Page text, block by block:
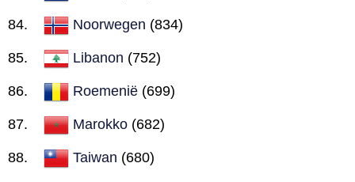
Noorwegen (834)
Libanon (752)
Roemenië (699)
Marokko (682)
Taiwan (680)